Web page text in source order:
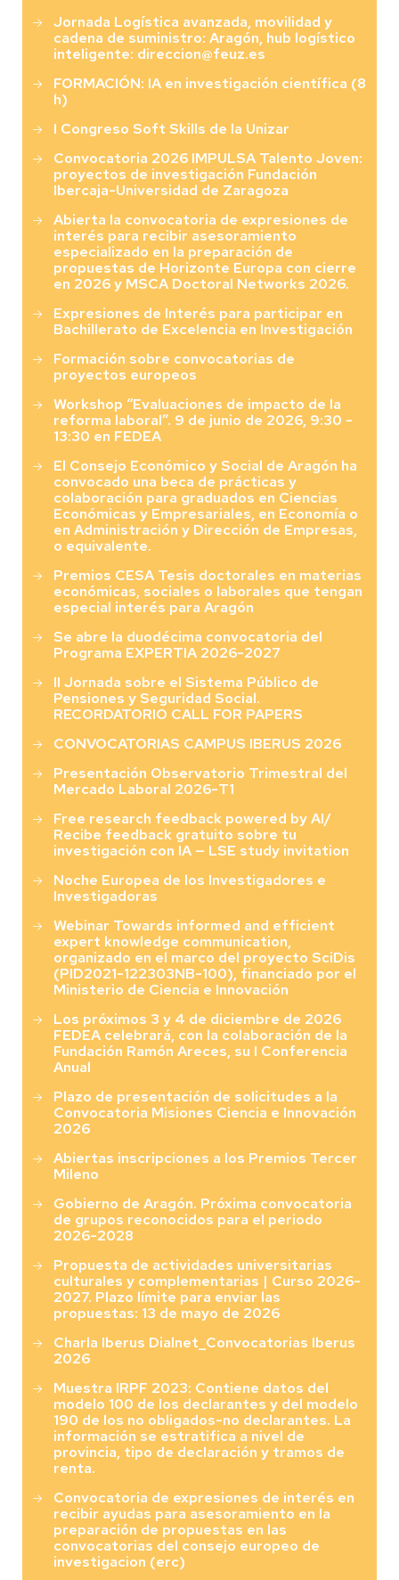
Jornada Logística avanzada, movilidad y
cadena de suministro: Aragón, hub logístico
inteligente: direccion@feuz.es
FORMACIÓN: IA en investigación científica (8
h)
I Congreso Soft Skills de la Unizar
Convocatoria 2026 IMPULSA Talento Joven:
proyectos de investigación Fundación
Ibercaja-Universidad de Zaragoza
Abierta la convocatoria de expresiones de
interés para recibir asesoramiento
especializado en la preparación de
propuestas de Horizonte Europa con cierre
en 2026 y MSCA Doctoral Networks 2026.
Expresiones de Interés para participar en
Bachillerato de Excelencia en Investigación
Formación sobre convocatorias de
proyectos europeos
Workshop “Evaluaciones de impacto de la
reforma laboral”. 9 de junio de 2026, 9:30 -
13:30 en FEDEA
El Consejo Económico y Social de Aragón ha
convocado una beca de prácticas y
colaboración para graduados en Ciencias
Económicas y Empresariales, en Economía o
en Administración y Dirección de Empresas,
o equivalente.
Premios CESA Tesis doctorales en materias
económicas, sociales o laborales que tengan
especial interés para Aragón
Se abre la duodécima convocatoria del
Programa EXPERTIA 2026-2027
II Jornada sobre el Sistema Público de
Pensiones y Seguridad Social.
RECORDATORIO CALL FOR PAPERS
CONVOCATORIAS CAMPUS IBERUS 2026
Presentación Observatorio Trimestral del
Mercado Laboral 2026-T1
Free research feedback powered by AI/
Recibe feedback gratuito sobre tu
investigación con IA — LSE study invitation
Noche Europea de los Investigadores e
Investigadoras
Webinar Towards informed and efficient
expert knowledge communication,
organizado en el marco del proyecto SciDis
(PID2021-122303NB-100), financiado por el
Ministerio de Ciencia e Innovación
Los próximos 3 y 4 de diciembre de 2026
FEDEA celebrará, con la colaboración de la
Fundación Ramón Areces, su I Conferencia
Anual
Plazo de presentación de solicitudes a la
Convocatoria Misiones Ciencia e Innovación
2026
Abiertas inscripciones a los Premios Tercer
Mileno
Gobierno de Aragón. Próxima convocatoria
de grupos reconocidos para el periodo
2026-2028
Propuesta de actividades universitarias
culturales y complementarias | Curso 2026-
2027. Plazo límite para enviar las
propuestas: 13 de mayo de 2026
Charla Iberus Dialnet_Convocatorias Iberus
2026
Muestra IRPF 2023: Contiene datos del
modelo 100 de los declarantes y del modelo
190 de los no obligados-no declarantes. La
información se estratifica a nivel de
provincia, tipo de declaración y tramos de
renta.
Convocatoria de expresiones de interés en
recibir ayudas para asesoramiento en la
preparación de propuestas en las
convocatorias del consejo europeo de
investigacion (erc)